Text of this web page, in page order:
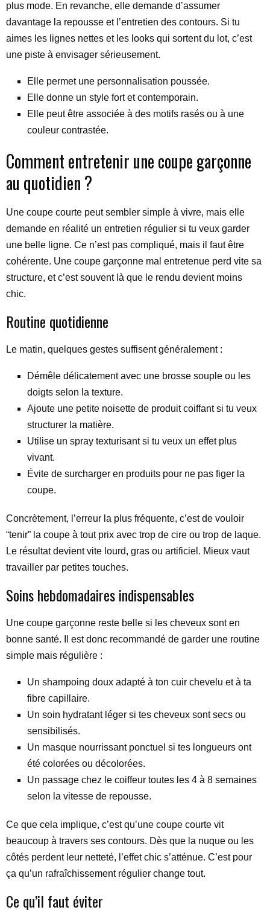
plus mode. En revanche, elle demande d’assumer
davantage la repousse et l’entretien des contours. Si tu
aimes les lignes nettes et les looks qui sortent du lot, c’est
une piste à envisager sérieusement.
Elle permet une personnalisation poussée.
Elle donne un style fort et contemporain.
Elle peut être associée à des motifs rasés ou à une
couleur contrastée.
Comment entretenir une coupe garçonne
au quotidien ?
Une coupe courte peut sembler simple à vivre, mais elle
demande en réalité un entretien régulier si tu veux garder
une belle ligne. Ce n’est pas compliqué, mais il faut être
cohérente. Une coupe garçonne mal entretenue perd vite sa
structure, et c’est souvent là que le rendu devient moins
chic.
Routine quotidienne
Le matin, quelques gestes suffisent généralement :
Démêle délicatement avec une brosse souple ou les
doigts selon la texture.
Ajoute une petite noisette de produit coiffant si tu veux
structurer la matière.
Utilise un spray texturisant si tu veux un effet plus
vivant.
Évite de surcharger en produits pour ne pas figer la
coupe.
Concrètement, l’erreur la plus fréquente, c’est de vouloir
“tenir” la coupe à tout prix avec trop de cire ou trop de laque.
Le résultat devient vite lourd, gras ou artificiel. Mieux vaut
travailler par petites touches.
Soins hebdomadaires indispensables
Une coupe garçonne reste belle si les cheveux sont en
bonne santé. Il est donc recommandé de garder une routine
simple mais régulière :
Un shampoing doux adapté à ton cuir chevelu et à ta
fibre capillaire.
Un soin hydratant léger si tes cheveux sont secs ou
sensibilisés.
Un masque nourrissant ponctuel si tes longueurs ont
été colorées ou décolorées.
Un passage chez le coiffeur toutes les 4 à 8 semaines
selon la vitesse de repousse.
Ce que cela implique, c’est qu’une coupe courte vit
beaucoup à travers ses contours. Dès que la nuque ou les
côtés perdent leur netteté, l’effet chic s’atténue. C’est pour
ça qu’un rafraîchissement régulier change tout.
Ce qu’il faut éviter